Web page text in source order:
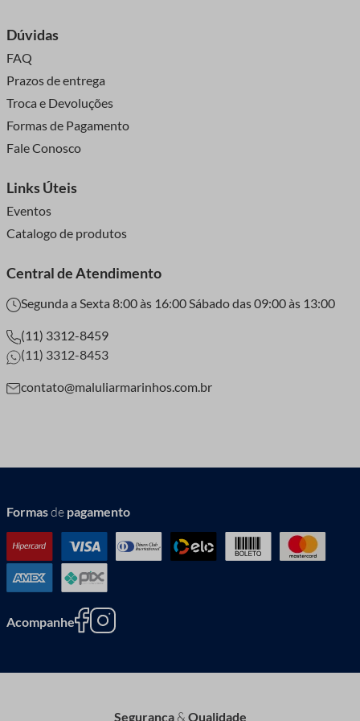
garante as melhores condições de pagamento sem nunca
deixar de lado a garantia de qualidade, praticidade e
modernidade que você precisa.
Maluli com você!
Dúvidas
FAQ
Prazos de entrega
Troca e Devoluções
Formas de Pagamento
Fale Conosco
Links Úteis
Eventos
Catalogo de produtos
Central de Atendimento
Segunda a Sexta 8:00 às 16:00 Sábado das 09:00 às 13:00
(11) 3312-8459
(11) 3312-8453
contato@maluliarmarinhos.com.br
Formasde pagamento
Acompanhe
Segurança& Qualidade